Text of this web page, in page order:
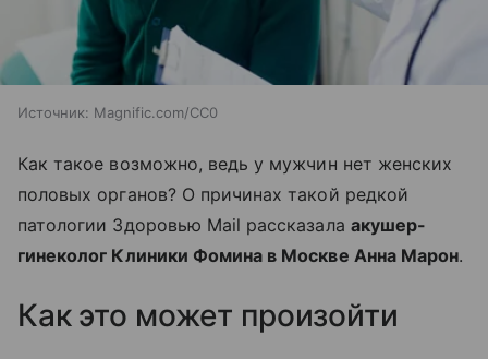
Источник: Magnific.com/CC0
Как такое возможно, ведь у мужчин нет женских
половых органов? О причинах такой редкой
патологии Здоровью Mail рассказала акушер-
гинеколог Клиники Фомина в Москве Анна Марон.
Как это может произойти